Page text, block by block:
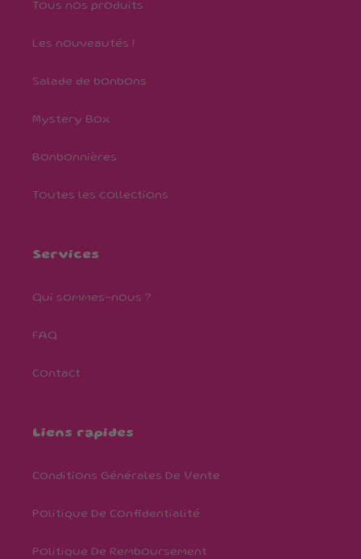
Tous nos produits
Les nouveautés !
Salade de bonbons
Mystery Box
Bonbonnières
Toutes les collections
Services
Qui sommes-nous ?
FAQ
Contact
Liens rapides
Conditions Générales De Vente
Politique De Confidentialité
Politique De Remboursement